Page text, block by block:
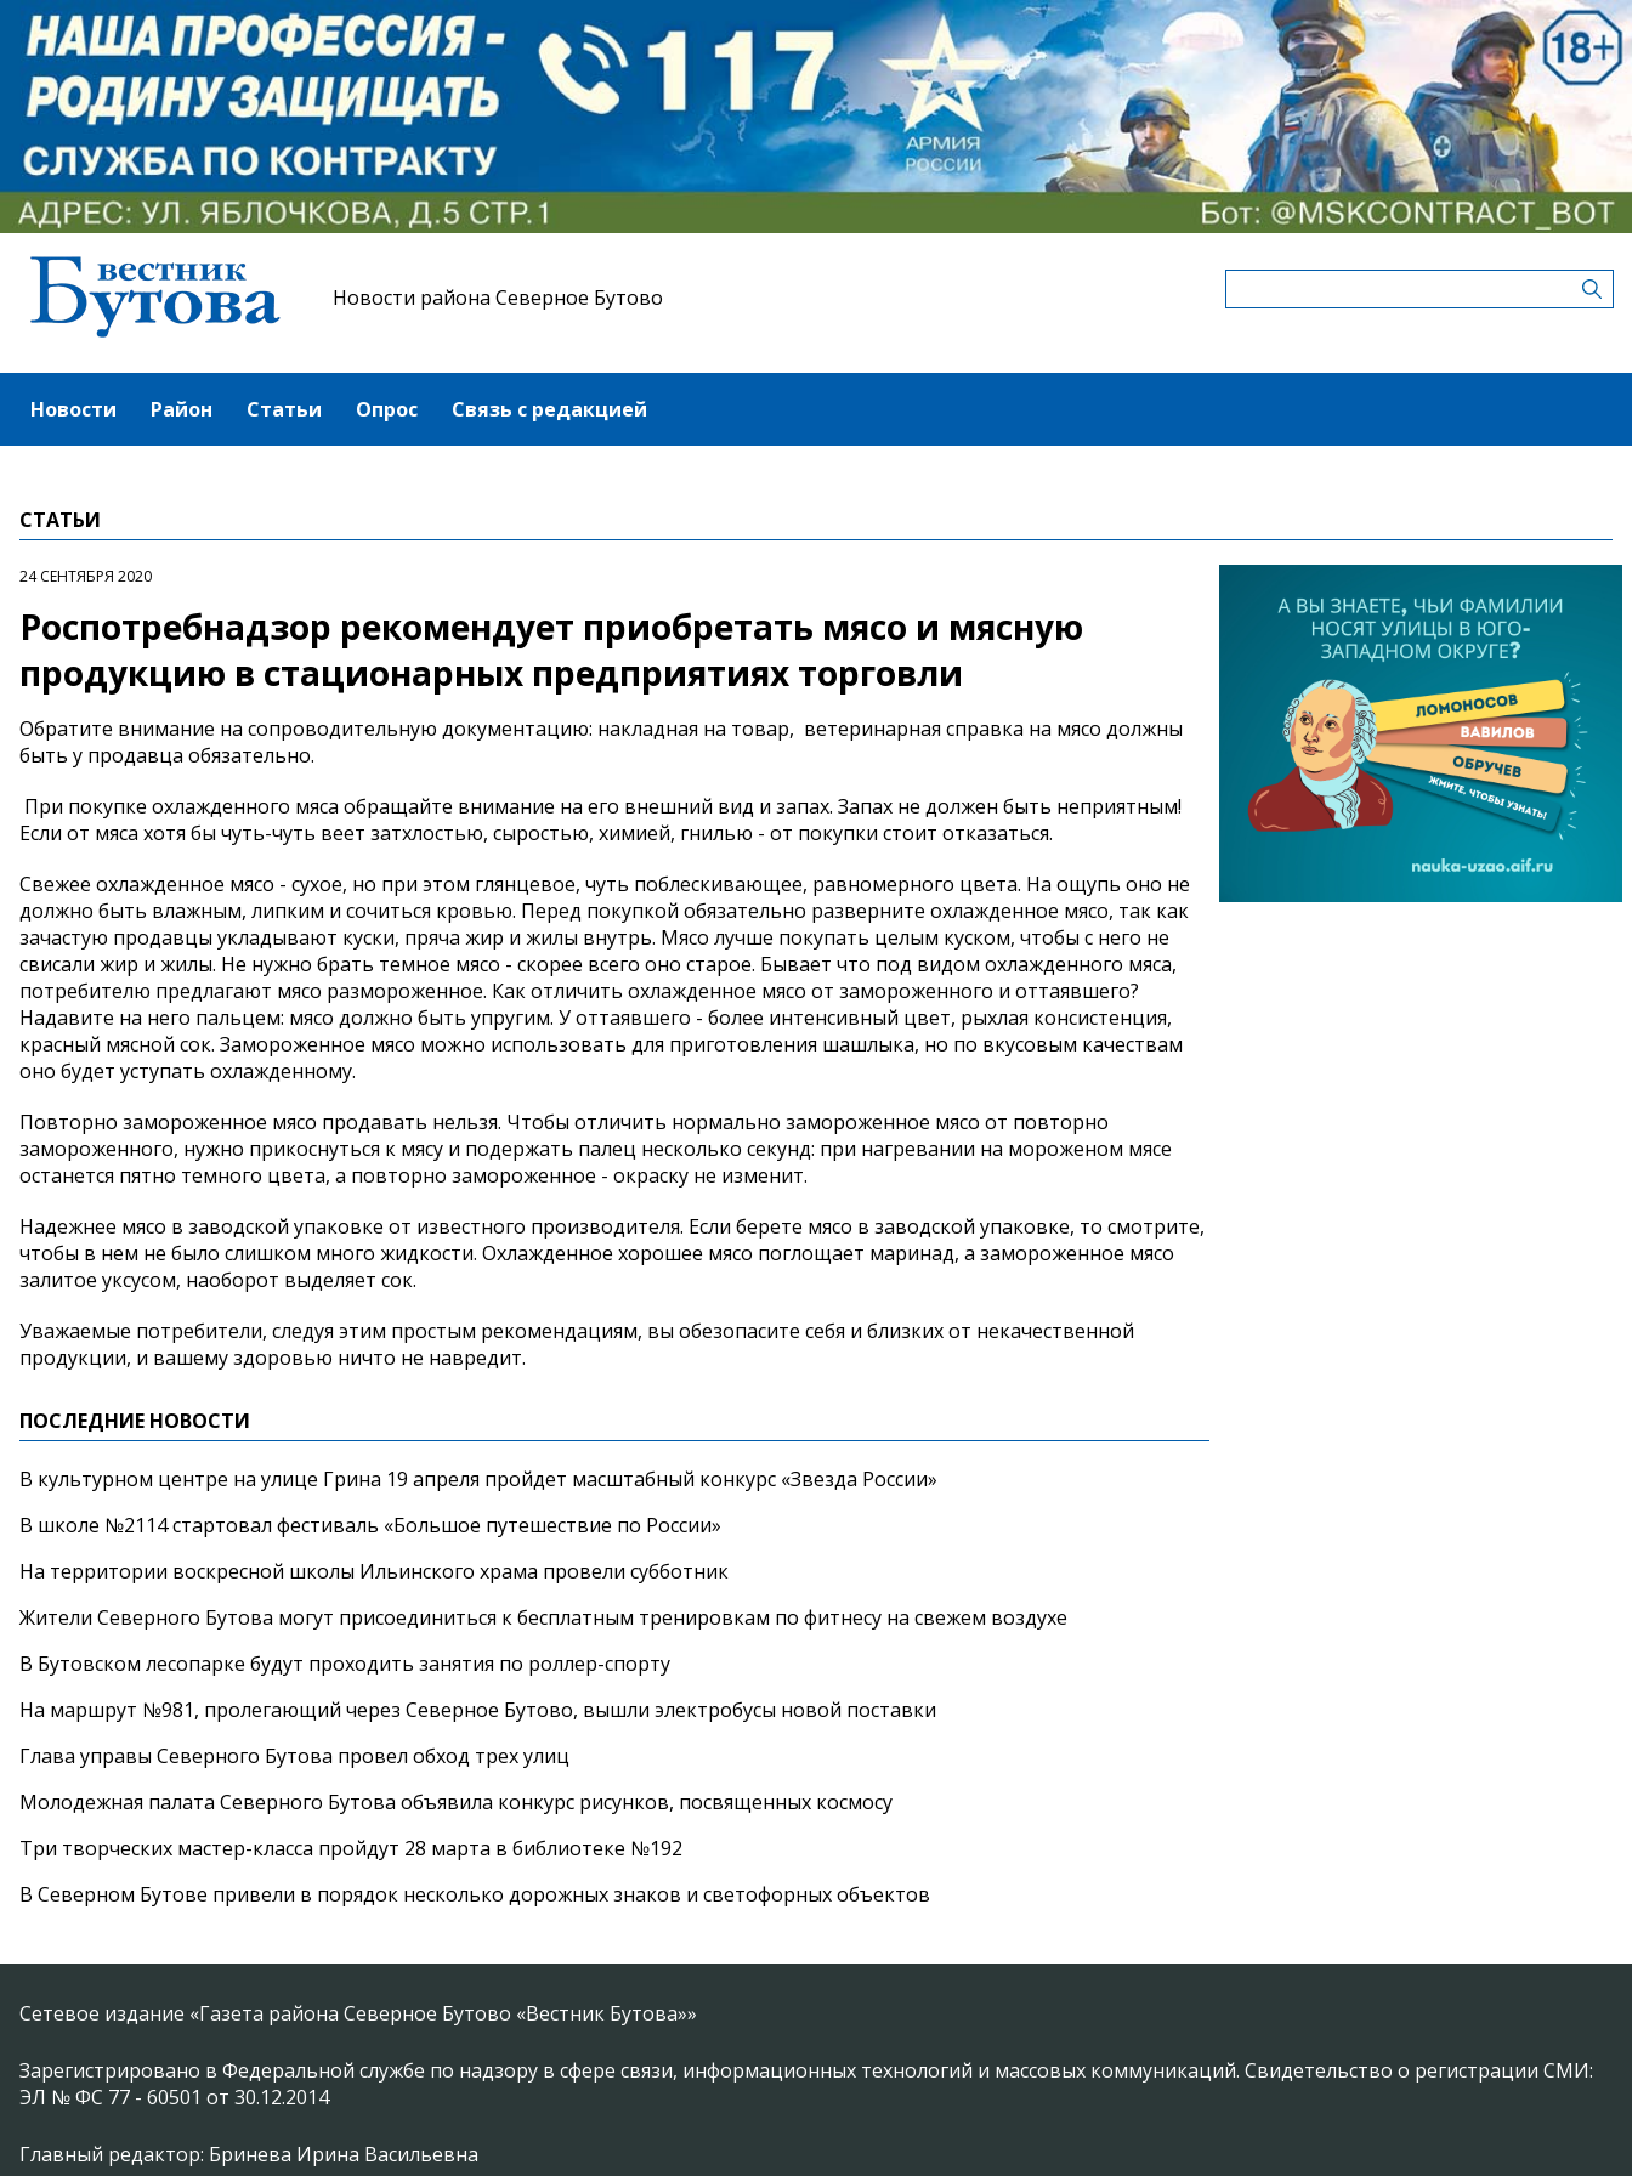
Новости района Северное Бутово
Новости Район Статьи Опрос Связь с редакцией
СТАТЬИ
24 СЕНТЯБРЯ 2020
Роспотребнадзор рекомендует приобретать мясо и мясную
продукцию в стационарных предприятиях торговли
Обратите внимание на сопроводительную документацию: накладная на товар, ветеринарная справка на мясо должны
быть у продавца обязательно.
При покупке охлажденного мяса обращайте внимание на его внешний вид и запах. Запах не должен быть неприятным!
Если от мяса хотя бы чуть-чуть веет затхлостью, сыростью, химией, гнилью - от покупки стоит отказаться.
Свежее охлажденное мясо - сухое, но при этом глянцевое, чуть поблескивающее, равномерного цвета. На ощупь оно не
должно быть влажным, липким и сочиться кровью. Перед покупкой обязательно разверните охлажденное мясо, так как
зачастую продавцы укладывают куски, пряча жир и жилы внутрь. Мясо лучше покупать целым куском, чтобы с него не
свисали жир и жилы. Не нужно брать темное мясо - скорее всего оно старое. Бывает что под видом охлажденного мяса,
потребителю предлагают мясо размороженное. Как отличить охлажденное мясо от замороженного и оттаявшего?
Надавите на него пальцем: мясо должно быть упругим. У оттаявшего - более интенсивный цвет, рыхлая консистенция,
красный мясной сок. Замороженное мясо можно использовать для приготовления шашлыка, но по вкусовым качествам
оно будет уступать охлажденному.
Повторно замороженное мясо продавать нельзя. Чтобы отличить нормально замороженное мясо от повторно
замороженного, нужно прикоснуться к мясу и подержать палец несколько секунд: при нагревании на мороженом мясе
останется пятно темного цвета, а повторно замороженное - окраску не изменит.
Надежнее мясо в заводской упаковке от известного производителя. Если берете мясо в заводской упаковке, то смотрите,
чтобы в нем не было слишком много жидкости. Охлажденное хорошее мясо поглощает маринад, а замороженное мясо
залитое уксусом, наоборот выделяет сок.
Уважаемые потребители, следуя этим простым рекомендациям, вы обезопасите себя и близких от некачественной
продукции, и вашему здоровью ничто не навредит.
ПОСЛЕДНИЕ НОВОСТИ
В культурном центре на улице Грина 19 апреля пройдет масштабный конкурс «Звезда России»
В школе №2114 стартовал фестиваль «Большое путешествие по России»
На территории воскресной школы Ильинского храма провели субботник
Жители Северного Бутова могут присоединиться к бесплатным тренировкам по фитнесу на свежем воздухе
В Бутовском лесопарке будут проходить занятия по роллер-спорту
На маршрут №981, пролегающий через Северное Бутово, вышли электробусы новой поставки
Глава управы Северного Бутова провел обход трех улиц
Молодежная палата Северного Бутова объявила конкурс рисунков, посвященных космосу
Три творческих мастер-класса пройдут 28 марта в библиотеке №192
В Северном Бутове привели в порядок несколько дорожных знаков и светофорных объектов
Сетевое издание «Газета района Северное Бутово «Вестник Бутова»»
Зарегистрировано в Федеральной службе по надзору в сфере связи, информационных технологий и массовых коммуникаций. Свидетельство о регистрации СМИ:
ЭЛ № ФС 77 - 60501 от 30.12.2014
Главный редактор: Бринева Ирина Васильевна